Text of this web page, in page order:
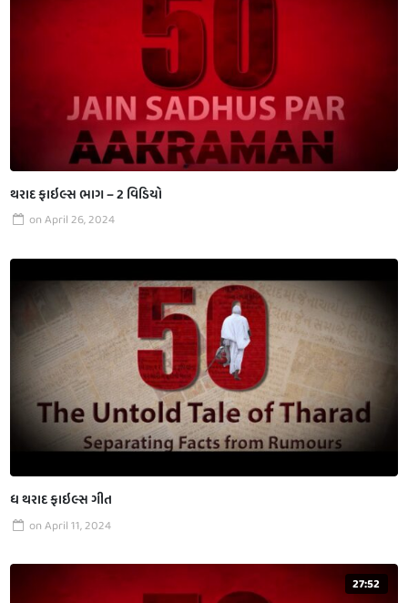
થરાદ ફાઇલ્સ ભાગ – 2 વિડિયો
onApril 26, 2024
ધ થરાદ ફાઇલ્સ ગીત
onApril 11, 2024
27:52